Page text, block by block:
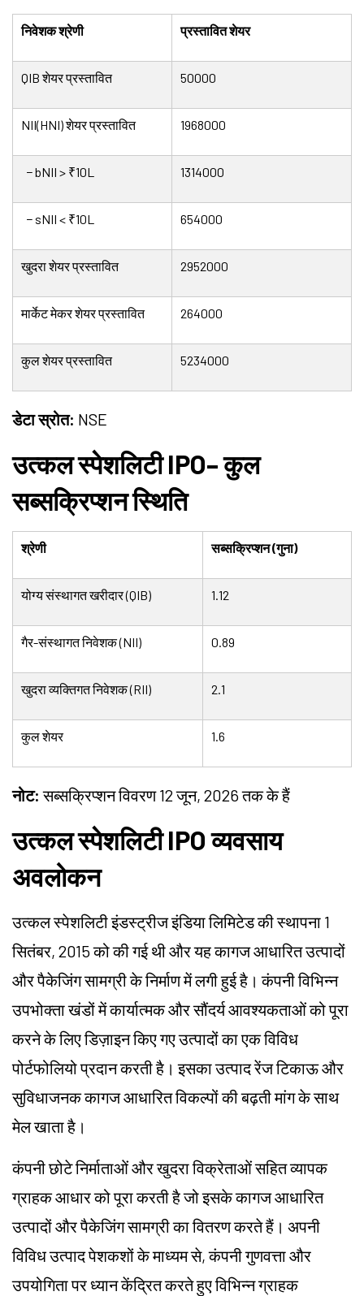
निवेशक श्रेणी प्रस्तावित शेयर
QIB शेयर प्रस्तावित 50000
NII(HNI) शेयर प्रस्तावित 1968000
− bNII > ₹10L 1314000
− sNII < ₹10L 654000
खुदरा शेयर प्रस्तावित 2952000
मार्केट मेकर शेयर प्रस्तावित 264000
कुल शेयर प्रस्तावित 5234000
डेटा स्रोत: NSE
उत्कल स्पेशलिटी IPO– कुल
सब्सक्रिप्शन स्थिति
श्रेणी सब्सक्रिप्शन (गुना)
योग्य संस्थागत खरीदार (QIB) 1.12
गैर-संस्थागत निवेशक (NII) 0.89
खुदरा व्यक्तिगत निवेशक (RII) 2.1
कुल शेयर 1.6
नोट: सब्सक्रिप्शन विवरण 12 जून, 2026 तक के हैं
उत्कल स्पेशलिटी IPO व्यवसाय
अवलोकन
उत्कल स्पेशलिटी इंडस्ट्रीज इंडिया लिमिटेड की स्थापना 1
सितंबर, 2015 को की गई थी और यह कागज आधारित उत्पादों
और पैकेजिंग सामग्री के निर्माण में लगी हुई है। कंपनी विभिन्न
उपभोक्ता खंडों में कार्यात्मक और सौंदर्य आवश्यकताओं को पूरा
करने के लिए डिज़ाइन किए गए उत्पादों का एक विविध
पोर्टफोलियो प्रदान करती है। इसका उत्पाद रेंज टिकाऊ और
सुविधाजनक कागज आधारित विकल्पों की बढ़ती मांग के साथ
मेल खाता है।
कंपनी छोटे निर्माताओं और खुदरा विक्रेताओं सहित व्यापक
ग्राहक आधार को पूरा करती है जो इसके कागज आधारित
उत्पादों और पैकेजिंग सामग्री का वितरण करते हैं। अपनी
विविध उत्पाद पेशकशों के माध्यम से, कंपनी गुणवत्ता और
उपयोगिता पर ध्यान केंद्रित करते हुए विभिन्न ग्राहक